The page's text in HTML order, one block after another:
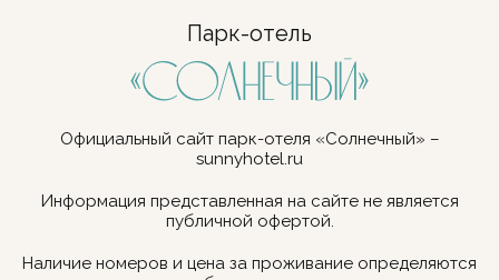
Парк-отель
Официальный сайт парк-отеля «Солнечный» –
sunnyhotel.ru
Информация представленная на сайте не является
публичной офертой.
Наличие номеров и цена за проживание определяются